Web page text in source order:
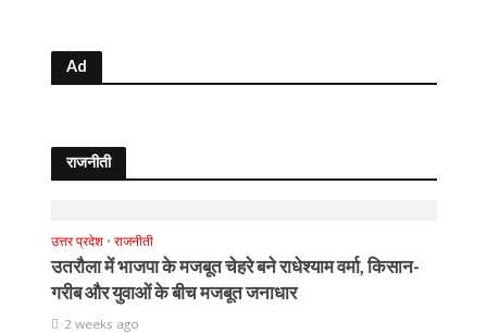
Ad
राजनीती
उत्तर प्रदेश • राजनीती
उतरौला में भाजपा के मजबूत चेहरे बने राधेश्याम वर्मा, किसान-
गरीब और युवाओं के बीच मजबूत जनाधार
2 weeks ago